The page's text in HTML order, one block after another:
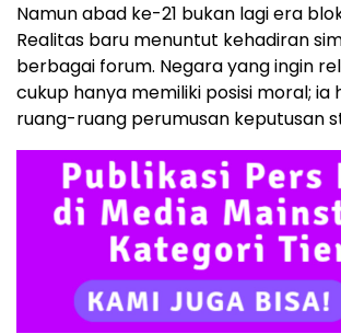
Namun abad ke-21 bukan lagi era
Realitas baru menuntut kehadiran
berbagai forum. Negara yang ingin
cukup hanya memiliki posisi moral; ia
ruang-ruang perumusan keputusan